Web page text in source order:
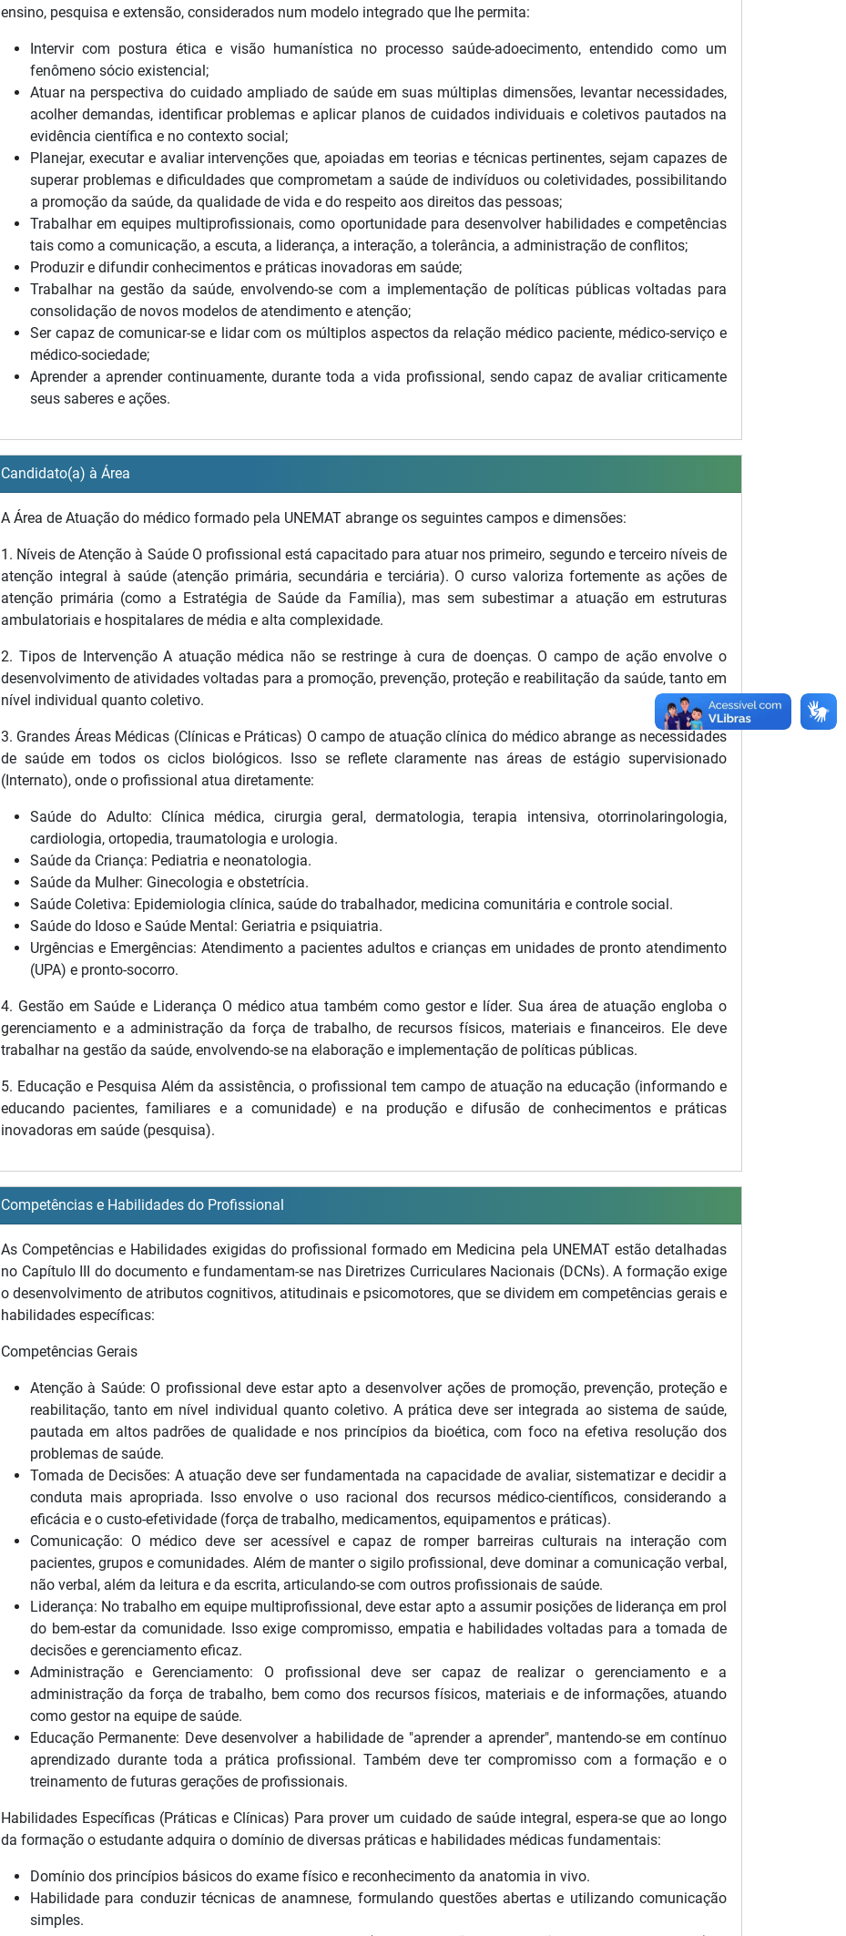
ensino, pesquisa e extensão, considerados num modelo integrado que lhe permita:
Intervir com postura ética e visão humanística no processo saúde-adoecimento, entendido como um
fenômeno sócio existencial;
Atuar na perspectiva do cuidado ampliado de saúde em suas múltiplas dimensões, levantar necessidades,
acolher demandas, identificar problemas e aplicar planos de cuidados individuais e coletivos pautados na
evidência científica e no contexto social;
Planejar, executar e avaliar intervenções que, apoiadas em teorias e técnicas pertinentes, sejam capazes de
superar problemas e dificuldades que comprometam a saúde de indivíduos ou coletividades, possibilitando
a promoção da saúde, da qualidade de vida e do respeito aos direitos das pessoas;
Trabalhar em equipes multiprofissionais, como oportunidade para desenvolver habilidades e competências
tais como a comunicação, a escuta, a liderança, a interação, a tolerância, a administração de conflitos;
Produzir e difundir conhecimentos e práticas inovadoras em saúde;
Trabalhar na gestão da saúde, envolvendo-se com a implementação de políticas públicas voltadas para
consolidação de novos modelos de atendimento e atenção;
Ser capaz de comunicar-se e lidar com os múltiplos aspectos da relação médico paciente, médico-serviço e
médico-sociedade;
Aprender a aprender continuamente, durante toda a vida profissional, sendo capaz de avaliar criticamente
seus saberes e ações.
Candidato(a) à Área
A Área de Atuação do médico formado pela UNEMAT abrange os seguintes campos e dimensões:
1. Níveis de Atenção à Saúde O profissional está capacitado para atuar nos primeiro, segundo e terceiro níveis de
atenção integral à saúde (atenção primária, secundária e terciária). O curso valoriza fortemente as ações de
atenção primária (como a Estratégia de Saúde da Família), mas sem subestimar a atuação em estruturas
ambulatoriais e hospitalares de média e alta complexidade.
2. Tipos de Intervenção A atuação médica não se restringe à cura de doenças. O campo de ação envolve o
desenvolvimento de atividades voltadas para a promoção, prevenção, proteção e reabilitação da saúde, tanto em
nível individual quanto coletivo.
3. Grandes Áreas Médicas (Clínicas e Práticas) O campo de atuação clínica do médico abrange as necessidades
de saúde em todos os ciclos biológicos. Isso se reflete claramente nas áreas de estágio supervisionado
(Internato), onde o profissional atua diretamente:
Saúde do Adulto: Clínica médica, cirurgia geral, dermatologia, terapia intensiva, otorrinolaringologia,
cardiologia, ortopedia, traumatologia e urologia.
Saúde da Criança: Pediatria e neonatologia.
Saúde da Mulher: Ginecologia e obstetrícia.
Saúde Coletiva: Epidemiologia clínica, saúde do trabalhador, medicina comunitária e controle social.
Saúde do Idoso e Saúde Mental: Geriatria e psiquiatria.
Urgências e Emergências: Atendimento a pacientes adultos e crianças em unidades de pronto atendimento
(UPA) e pronto-socorro.
4. Gestão em Saúde e Liderança O médico atua também como gestor e líder. Sua área de atuação engloba o
gerenciamento e a administração da força de trabalho, de recursos físicos, materiais e financeiros. Ele deve
trabalhar na gestão da saúde, envolvendo-se na elaboração e implementação de políticas públicas.
5. Educação e Pesquisa Além da assistência, o profissional tem campo de atuação na educação (informando e
educando pacientes, familiares e a comunidade) e na produção e difusão de conhecimentos e práticas
inovadoras em saúde (pesquisa).
Competências e Habilidades do Profissional
As Competências e Habilidades exigidas do profissional formado em Medicina pela UNEMAT estão detalhadas
no Capítulo III do documento e fundamentam-se nas Diretrizes Curriculares Nacionais (DCNs). A formação exige
o desenvolvimento de atributos cognitivos, atitudinais e psicomotores, que se dividem em competências gerais e
habilidades específicas:
Competências Gerais
Atenção à Saúde: O profissional deve estar apto a desenvolver ações de promoção, prevenção, proteção e
reabilitação, tanto em nível individual quanto coletivo. A prática deve ser integrada ao sistema de saúde,
pautada em altos padrões de qualidade e nos princípios da bioética, com foco na efetiva resolução dos
problemas de saúde.
Tomada de Decisões: A atuação deve ser fundamentada na capacidade de avaliar, sistematizar e decidir a
conduta mais apropriada. Isso envolve o uso racional dos recursos médico-científicos, considerando a
eficácia e o custo-efetividade (força de trabalho, medicamentos, equipamentos e práticas).
Comunicação: O médico deve ser acessível e capaz de romper barreiras culturais na interação com
pacientes, grupos e comunidades. Além de manter o sigilo profissional, deve dominar a comunicação verbal,
não verbal, além da leitura e da escrita, articulando-se com outros profissionais de saúde.
Liderança: No trabalho em equipe multiprofissional, deve estar apto a assumir posições de liderança em prol
do bem-estar da comunidade. Isso exige compromisso, empatia e habilidades voltadas para a tomada de
decisões e gerenciamento eficaz.
Administração e Gerenciamento: O profissional deve ser capaz de realizar o gerenciamento e a
administração da força de trabalho, bem como dos recursos físicos, materiais e de informações, atuando
como gestor na equipe de saúde.
Educação Permanente: Deve desenvolver a habilidade de "aprender a aprender", mantendo-se em contínuo
aprendizado durante toda a prática profissional. Também deve ter compromisso com a formação e o
treinamento de futuras gerações de profissionais.
Habilidades Específicas (Práticas e Clínicas) Para prover um cuidado de saúde integral, espera-se que ao longo
da formação o estudante adquira o domínio de diversas práticas e habilidades médicas fundamentais:
Domínio dos princípios básicos do exame físico e reconhecimento da anatomia in vivo.
Habilidade para conduzir técnicas de anamnese, formulando questões abertas e utilizando comunicação
simples.